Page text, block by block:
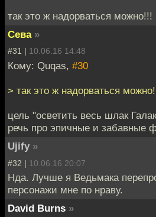
так это ж надорваться можно!!!
Сева »
#31 | 10.06.16 14:48
Кому: Quqas, #30
> так это ж надорваться
цель "осветить весь шлак
речь про эпичные и забавные
Ujify »
#32 | 10.06.16 20:07
Нда. Лучше я Ведьмака
персонажи мне по нраву.
David Burns »